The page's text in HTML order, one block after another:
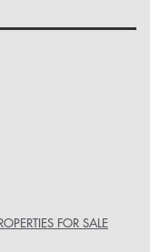
FOR SALE